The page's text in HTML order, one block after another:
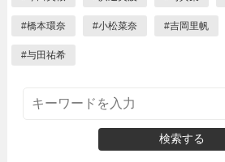
#橋本環奈 #小松菜奈 #吉岡里帆
#与田祐希
検索する